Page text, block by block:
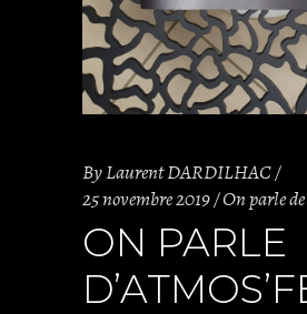
ByLaurent DARDILHAC
25 novembre 2019 On parle
ON PARLE